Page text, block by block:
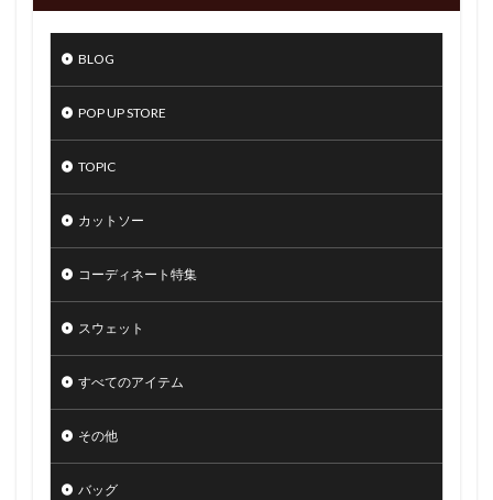
BLOG
POP UP STORE
TOPIC
カットソー
コーディネート特集
スウェット
すべてのアイテム
その他
バッグ